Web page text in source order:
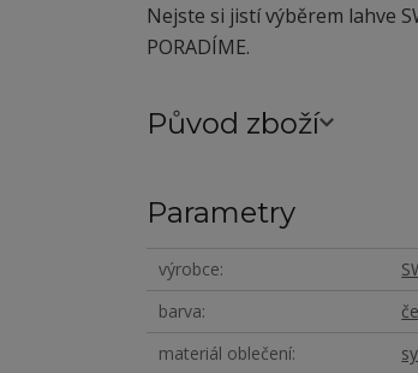
Nejste si jistí výběrem lahve
PORADÍME.
Původ zboží
Parametry
výrobce
barva
materiál oblečení